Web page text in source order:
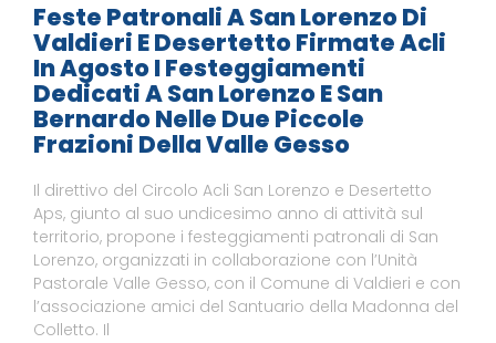
Feste Patronali A San Lorenzo Di
Valdieri E Desertetto Firmate Acli
In Agosto I Festeggiamenti
Dedicati A San Lorenzo E San
Bernardo Nelle Due Piccole
Frazioni Della Valle Gesso
Il direttivo del Circolo Acli San Lorenzo e Desertetto
Aps, giunto al suo undicesimo anno di attività sul
territorio, propone i festeggiamenti patronali di San
Lorenzo, organizzati in collaborazione con l’Unità
Pastorale Valle Gesso, con il Comune di Valdieri e con
l’associazione amici del Santuario della Madonna del
Colletto. Il